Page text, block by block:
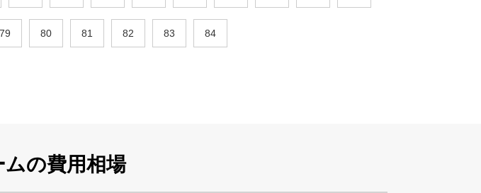
79 80 81 82 83 84
ムの費用相場